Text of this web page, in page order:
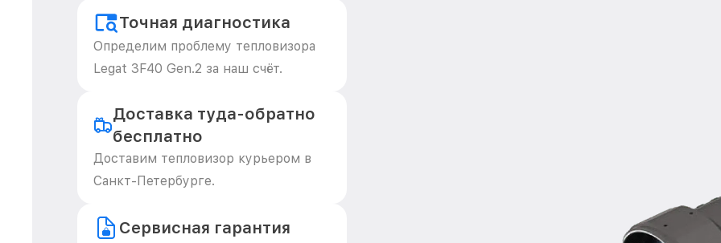
Точная диагностика
Определим проблему тепловизора
Legat 3F40 Gen.2 за наш счёт.
Доставка туда-обратно
бесплатно
Доставим тепловизор курьером в
Санкт-Петербурге.
Сервисная гарантия